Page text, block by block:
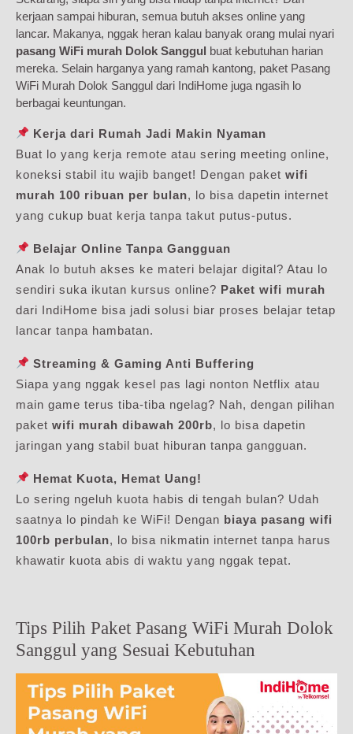
kerjaan sampai hiburan, semua butuh akses online yang
lancar. Makanya, nggak heran kalau banyak orang mulai nyari
pasang WiFi murah Dolok Sanggul buat kebutuhan harian
mereka. Selain harganya yang ramah kantong, paket Pasang
WiFi Murah Dolok Sanggul dari IndiHome juga ngasih lo
berbagai keuntungan.
Kerja dari Rumah Jadi Makin Nyaman
Buat lo yang kerja remote atau sering meeting online,
koneksi stabil itu wajib banget! Dengan paket wifi
murah 100 ribuan per bulan, lo bisa dapetin internet
yang cukup buat kerja tanpa takut putus-putus.
Belajar Online Tanpa Gangguan
Anak lo butuh akses ke materi belajar digital? Atau lo
sendiri suka ikutan kursus online? Paket wifi murah
dari IndiHome bisa jadi solusi biar proses belajar tetap
lancar tanpa hambatan.
Streaming & Gaming Anti Buffering
Siapa yang nggak kesel pas lagi nonton Netflix atau
main game terus tiba-tiba ngelag? Nah, dengan pilihan
paket wifi murah dibawah 200rb, lo bisa dapetin
jaringan yang stabil buat hiburan tanpa gangguan.
Hemat Kuota, Hemat Uang!
Lo sering ngeluh kuota habis di tengah bulan? Udah
saatnya lo pindah ke WiFi! Dengan biaya pasang wifi
100rb perbulan, lo bisa nikmatin internet tanpa harus
khawatir kuota abis di waktu yang nggak tepat.
Tips Pilih Paket Pasang WiFi Murah Dolok
Sanggul yang Sesuai Kebutuhan